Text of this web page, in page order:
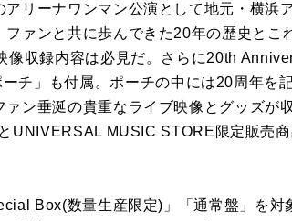
リーナワンマン公演として地元・横浜
ァンと共に歩んできた20年の歴史とこ
像収録内容は必見だ。さらに20th
チ」も付属。ポーチの中には20周年を
ン垂涎の貴重なライブ映像とグッズが
MUSIC STORE限定販売
Box(数量生産限定)」「通常盤」を対